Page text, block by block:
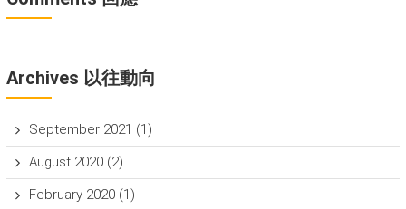
Archives 以往動向
September 2021 (1)
August 2020(2)
February 2020(1)